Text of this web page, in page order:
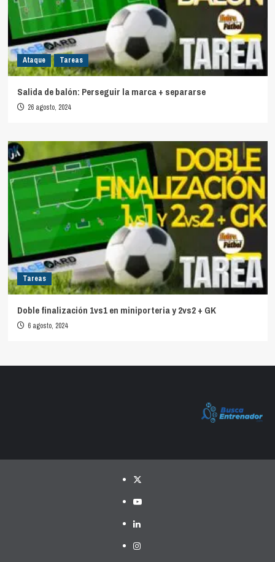
Ataque Tareas
Salida de balón: Perseguir la marca + separarse
26 agosto, 2024
Tareas
Doble finalización 1vs1 en miniporteria y 2vs2 + GK
6 agosto, 2024
Twitter
YouTube
LinkedIn
Instagram